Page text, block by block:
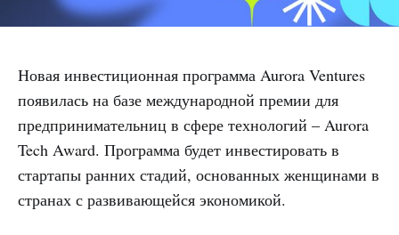
Новая инвестиционная программа Aurora Ventures
появилась на базе международной премии для
предпринимательниц в сфере технологий – Aurora
Tech Award. Программа будет инвестировать в
стартапы ранних стадий, основанных женщинами в
странах с развивающейся экономикой.